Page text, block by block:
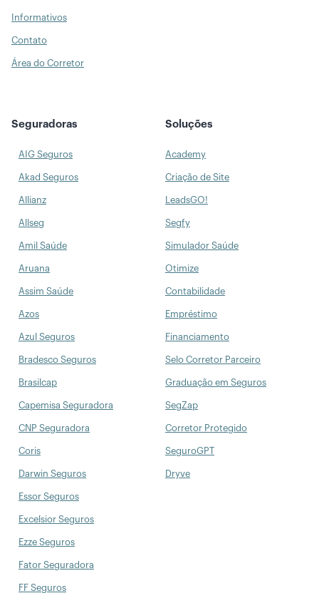
Informativos
Contato
Área do Corretor
Seguradoras
AIG Seguros
Akad Seguros
Allianz
Allseg
Amil Saúde
Aruana
Assim Saúde
Azos
Azul Seguros
Bradesco Seguros
Brasilcap
Capemisa Seguradora
CNP Seguradora
Coris
Darwin Seguros
Essor Seguros
Excelsior Seguros
Ezze Seguros
Fator Seguradora
FF Seguros
Soluções
Academy
Criação de Site
LeadsGO!
Segfy
Simulador Saúde
Otimize
Contabilidade
Empréstimo
Financiamento
Selo Corretor Parceiro
Graduação em Seguros
SegZap
Corretor Protegido
SeguroGPT
Dryve